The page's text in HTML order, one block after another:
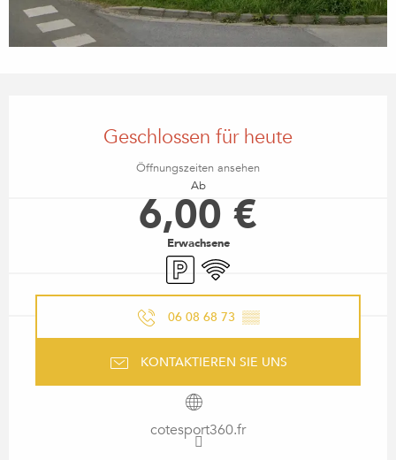
Geschlossen für heute
Öffnungszeiten ansehen
Ab
6,00 €
Erwachsene
Parkplatz
Wi-Fi
06 08 68 73 ▒▒
KONTAKTIEREN SIE UNS
cotesport360.fr